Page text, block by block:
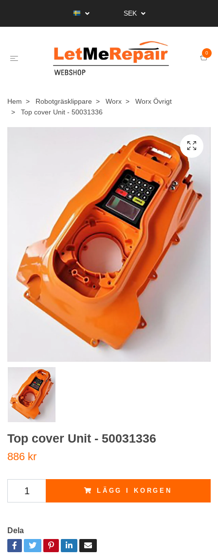
SEK
0
Hem Robotgräsklippare Worx
Worx Övrigt
Top cover Unit - 50031336
Top cover Unit - 50031336
886 kr
LÄGG I KORGEN
Dela